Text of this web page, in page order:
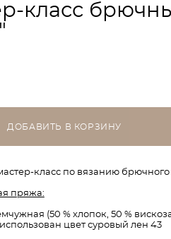
класс
ДОБАВИТЬ В КОРЗИНУ
класс по вязанию
пряжа:
(50 % хлопок, 50 %
цвет суровый лен 43